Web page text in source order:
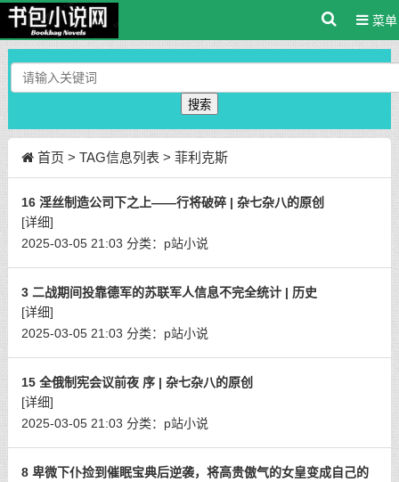
菜单
搜索
首页 > TAG信息列表 > 菲利克斯
16 淫丝制造公司下之上——行将破碎 | 杂七杂八的原创
[详细]
2025-03-05 21:03 分类： p站小说
3 二战期间投靠德军的苏联军人信息不完全统计 | 历史
[详细]
2025-03-05 21:03 分类： p站小说
15 全俄制宪会议前夜 序 | 杂七杂八的原创
[详细]
2025-03-05 21:03 分类： p站小说
8 卑微下仆捡到催眠宝典后逆袭，将高贵傲气的女皇变成自己的